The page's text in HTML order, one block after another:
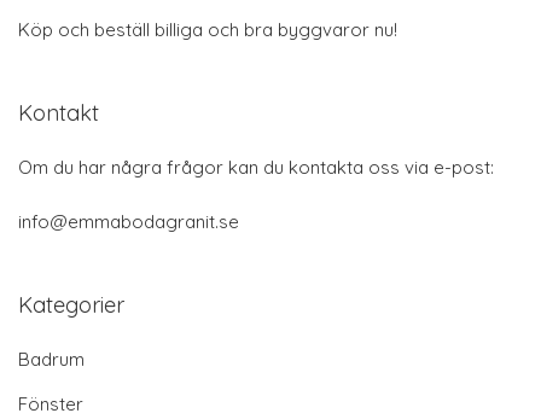
Köp och beställ billiga och bra byggvaror nu!
Kontakt
Om du har några frågor kan du kontakta oss via e-post:
info@emmabodagranit.se
Kategorier
Badrum
Fönster